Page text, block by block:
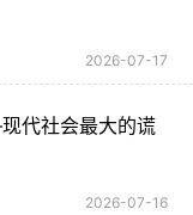
2026-07-17
代社会最大的谎
2026-07-16